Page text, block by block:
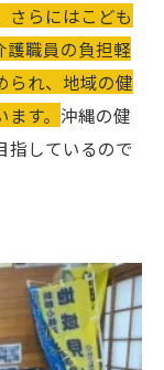
さらにはこども
護職員の負担軽
られ、地域の健
す。 沖縄の健
指しているので